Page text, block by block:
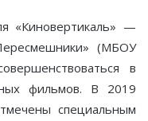
«Киновертикаль» —
(МБОУ
в
фильмов. В 2019
специальным